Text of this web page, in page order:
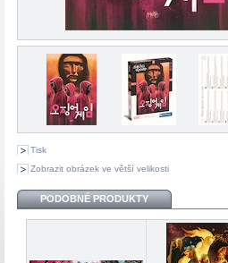
Tisk
Zobrazit obrázek ve větší velikosti
PODOBNÉ PRODUKTY